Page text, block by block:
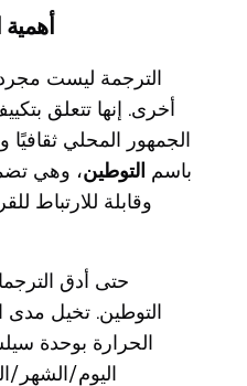
الترجمة ليست
أخرى. إنها تتعلق
الجمهور المحلي ثقافيًا
باسم التوطين، وهي
وقابلة للارتباط
حتى أدق
التوطين. تخيل مدى
الحرارة بوحدة
اليوم/الشهر/